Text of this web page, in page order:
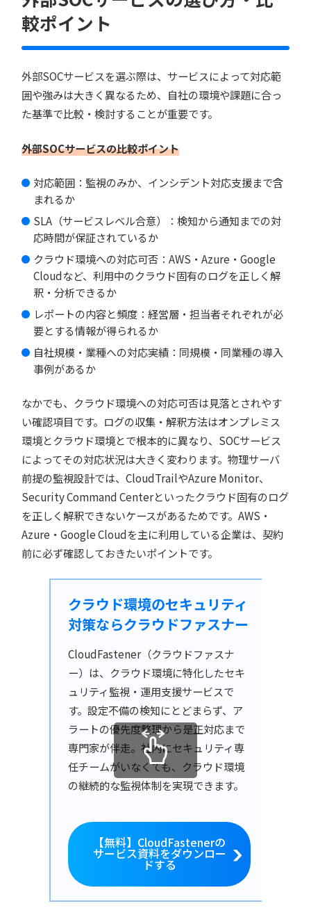
較ポイント
外部SOCサービスを選ぶ際は、サービスによって対応範
囲や強みは大きく異なるため、自社の環境や課題に合っ
た基準で比較・検討することが重要です。
外部SOCサービスの比較ポイント
対応範囲：監視のみか、インシデント対応支援まで含
まれるか
SLA（サービスレベル合意）：検知から通知までの対
応時間が保証されているか
クラウド環境への対応可否：AWS・Azure・Google
Cloudなど、利用中のクラウド固有のログを正しく解
釈・分析できるか
レポートの内容と頻度：経営層・担当者それぞれが必
要とする情報が得られるか
自社規模・業種への対応実績：同規模・同業種の導入
事例があるか
なかでも、クラウド環境への対応可否は見落とされやす
い確認項目です。ログの収集・解釈方法はオンプレミス
環境とクラウド環境とで根本的に異なり、SOCサービス
によってその対応状況は大きく変わります。物理サーバ
前提の監視設計では、CloudTrailやAzure Monitor、
Security Command Centerといったクラウド固有のログ
を正しく解釈できないケースがあるためです。AWS・
Azure・Google Cloudを主に利用している企業は、契約
前に必ず確認しておきたいポイントです。
クラウド環境のセキュリティ
対策ならクラウドファスナー
CloudFastener（クラウドファスナ
ー）は、クラウド環境に特化したセキ
ュリティ監視・運用支援サービスで
す。設定不備の検知にとどまらず、ア
ラートの優先度整理から是正対応まで
専門家が伴走。社内にセキュリティ専
任チームがいなくても、クラウド環境
の継続的な監視体制を実現できます。
【無料】CloudFastenerの
サービス資料をダウンロー
ドする